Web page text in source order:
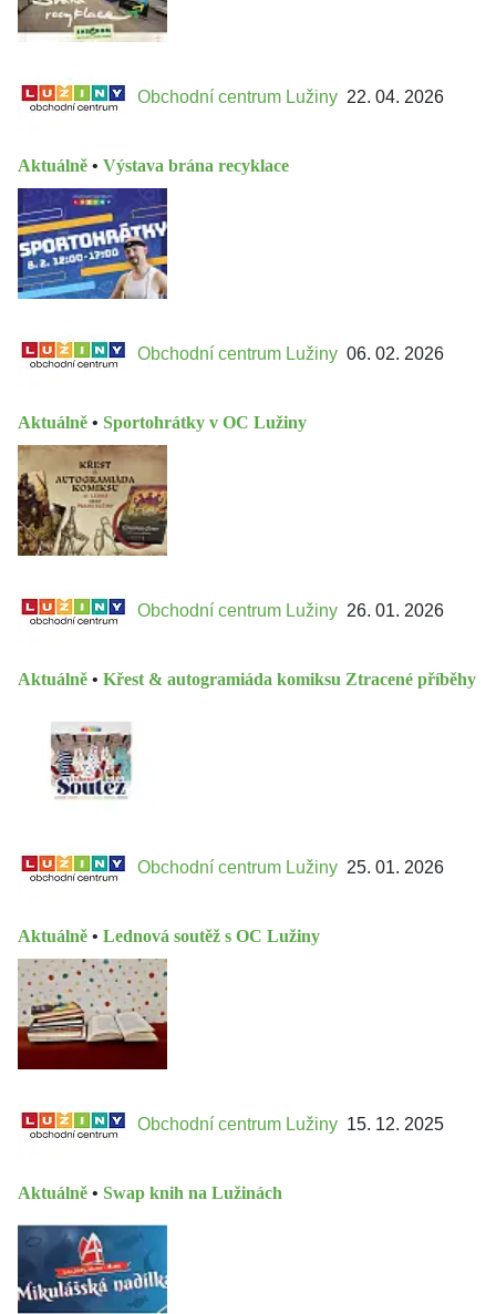
Obchodní centrum Lužiny 22. 04. 2026
Aktuálně • Výstava brána recyklace
Obchodní centrum Lužiny 06. 02. 2026
Aktuálně • Sportohrátky v OC Lužiny
Obchodní centrum Lužiny 26. 01. 2026
Aktuálně • Křest & autogramiáda komiksu Ztracené příběhy
Obchodní centrum Lužiny 25. 01. 2026
Aktuálně • Lednová soutěž s OC Lužiny
Obchodní centrum Lužiny 15. 12. 2025
Aktuálně • Swap knih na Lužinách